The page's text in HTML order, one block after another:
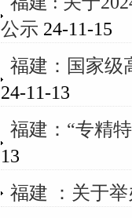
公示 24-11-15
福建：国家级
24-11-13
福建：“专精
13
福建 ：关于